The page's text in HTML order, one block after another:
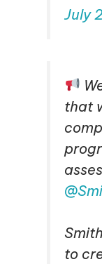
July
that
to